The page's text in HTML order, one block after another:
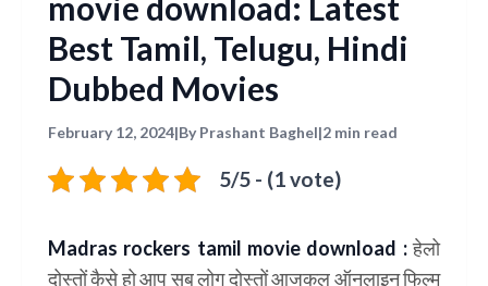
Best Tamil, Telugu, Hindi
Dubbed Movies
February 12, 2024|By Prashant Baghel|2 min read
5/5 - (1 vote)
Madras rockers tamil movie download :हेलो
दोस्तों कैसे हो आप सब लोग दोस्तों आजकल ऑनलाइन फिल्म